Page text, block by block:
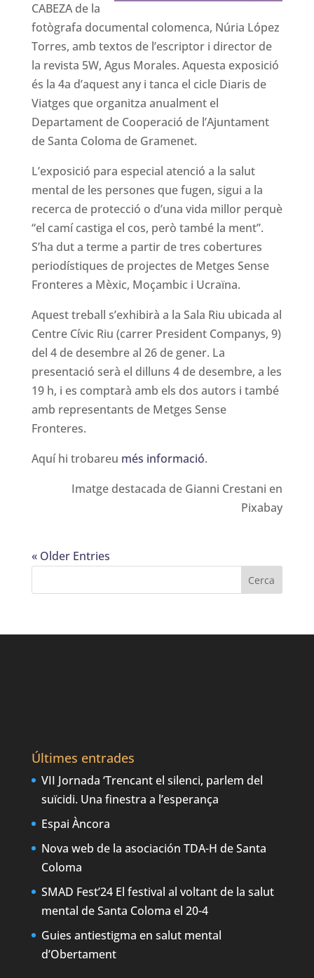
CABEZA de la
fotògrafa documental colomenca, Núria López
Torres, amb textos de l’escriptor i director de
la revista 5W, Agus Morales. Aquesta exposició
és la 4a d’aquest any i tanca el cicle Diaris de
Viatges que organitza anualment el
Departament de Cooperació de l’Ajuntament
de Santa Coloma de Gramenet.
L’exposició para especial atenció a la salut
mental de les persones que fugen, sigui a la
recerca de protecció o d’una vida millor perquè
“el camí castiga el cos, però també la ment”.
S’ha dut a terme a partir de tres cobertures
periodístiques de projectes de Metges Sense
Fronteres a Mèxic, Moçambic i Ucraïna.
Aquest treball s’exhibirà a la Sala Riu ubicada al
Centre Cívic Riu (carrer President Companys, 9)
del 4 de desembre al 26 de gener. La
presentació serà el dilluns 4 de desembre, a les
19 h, i es comptarà amb els dos autors i també
amb representants de Metges Sense
Fronteres.
Aquí hi trobareu més informació.
Imatge destacada de Gianni Crestani en
Pixabay
« Older Entries
Últimes entrades
VII Jornada ‘Trencant el silenci, parlem del
suïcidi. Una finestra a l’esperança
Espai Àncora
Nova web de la asociación TDA-H de Santa
Coloma
SMAD Fest’24 El festival al voltant de la salut
mental de Santa Coloma el 20-4
Guies antiestigma en salut mental
d’Obertament